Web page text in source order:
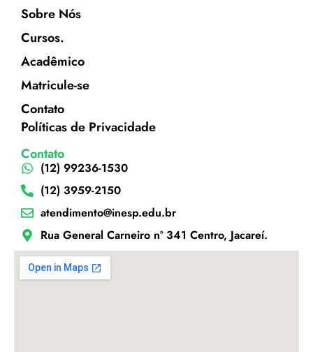
Sobre Nós
Cursos.
Acadêmico
Matricule-se
Contato
Políticas de Privacidade
Contato
(12) 99236-1530
(12) 3959-2150
atendimento@inesp.edu.br
Rua General Carneiro nº 341 Centro, Jacareí.